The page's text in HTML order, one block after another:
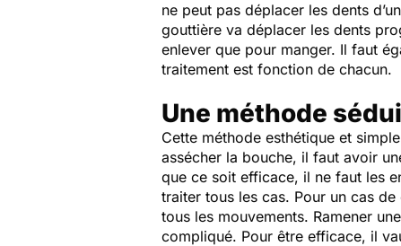
ne peut pas déplacer les dents
gouttière va déplacer les dents
enlever que pour manger. Il faut
traitement est fonction de chacun.
Une méthode
Cette méthode esthétique et
assécher la bouche, il faut avoir
que ce soit efficace, il ne faut les
traiter tous les cas. Pour un cas
tous les mouvements. Ramener
compliqué. Pour être efficace, il